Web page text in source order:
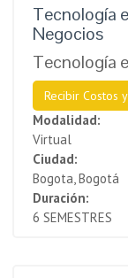
Tecnología
Negocios
Tecnología
Recibir Costos
Modalidad:
Virtual
Ciudad:
Bogota, Bogotá
Duración:
6 SEMESTRES